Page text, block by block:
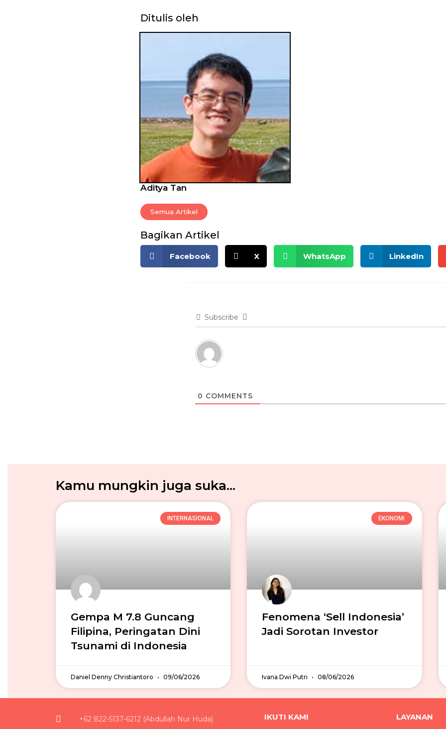
Ditulis oleh
Aditya Tan
Semua Artikel
Bagikan Artikel
Facebook X WhatsApp LinkedIn
Subscribe
0 COMMENTS
Kamu mungkin juga suka...
INTERNASIONAL
Gempa M 7.8 Guncang
Filipina, Peringatan Dini
Tsunami di Indonesia
Daniel Denny Christiantoro 09/06/2026
EKONOMI
Fenomena ‘Sell Indonesia’
Jadi Sorotan Investor
Ivana Dwi Putri 08/06/2026
+62 822-5137-6212 (Abdullah Nur Huda) IKUTI KAMI LAYANAN